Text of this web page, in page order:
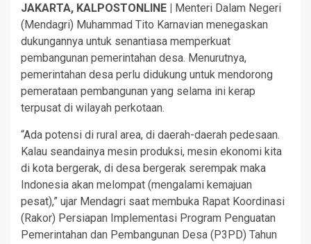
JAKARTA, KALPOSTONLINE |
Menteri Dalam Negeri
(Mendagri) Muhammad Tito Karnavian menegaskan
dukungannya untuk senantiasa memperkuat
pembangunan pemerintahan desa. Menurutnya,
pemerintahan desa perlu didukung untuk mendorong
pemerataan pembangunan yang selama ini kerap
terpusat di wilayah perkotaan.
“Ada potensi di rural area, di daerah-daerah pedesaan.
Kalau seandainya mesin produksi, mesin ekonomi kita
di kota bergerak, di desa bergerak serempak maka
Indonesia akan melompat (mengalami kemajuan
pesat),” ujar Mendagri saat membuka Rapat Koordinasi
(Rakor) Persiapan Implementasi Program Penguatan
Pemerintahan dan Pembangunan Desa (P3PD) Tahun